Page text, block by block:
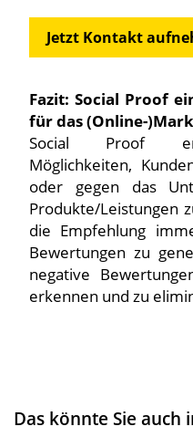
Jetzt Kontakt
Fazit: Social Proof
für das (Online-
Social Proof
Möglichkeiten,
oder gegen das
Produkte/Leistungen
die Empfehlung
Bewertungen zu
negative
erkennen und zu
Das könnte Sie auch